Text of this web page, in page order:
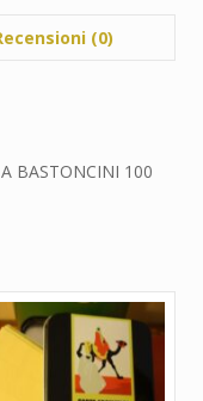
(0)
BASTONCINI 100